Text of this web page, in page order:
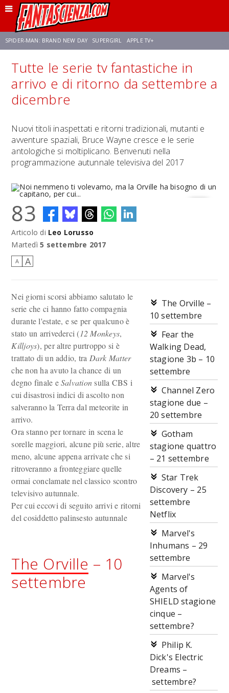
SPIDER-MAN: BRAND NEW DAY SUPERGIRL APPLE TV+
FRANCO RICCIARDIELLO ZENDAYA AVENGERS: DOOMSDAY STAR TREK
Tutte le serie tv fantastiche in
arrivo e di ritorno da settembre a
dicembre
Nuovi titoli inaspettati e ritorni tradizionali, mutanti e
avventure spaziali, Bruce Wayne cresce e le serie
antologiche si moltiplicano. Benvenuti nella
programmazione autunnale televisiva del 2017
Noi nemmeno ti volevamo, ma la Orville ha bisogno di un capitano,
per cui...
83
Articolo di Leo Lorusso
Martedì 5 settembre 2017
A A
The Orville –
10 settembre
Fear the
Walking Dead,
stagione 3b – 10
settembre
Channel Zero
stagione due –
20 settembre
Gotham
stagione quattro
– 21 settembre
Star Trek
Discovery – 25
settembre
Netflix
Marvel's
Inhumans – 29
settembre
Marvel's
Agents of
SHIELD stagione
cinque –
settembre?
Philip K.
Dick's Electric
Dreams –
settembre?
Nei giorni scorsi abbiamo salutato le
serie che ci hanno fatto compagnia
durante l'estate, e se per qualcuno è
stato un arrivederci (12 Monkeys,
Killjoys), per altre purtroppo si è
trattato di un addio, tra Dark Matter
che non ha avuto la chance di un
degno finale eSalvationsulla CBS i
cui disastrosi indici di ascolto non
salveranno la Terra dal meteorite in
arrivo.
Ora stanno per tornare in scena le
sorelle maggiori, alcune più serie, altre
meno, alcune appena arrivate che si
ritroveranno a fronteggiare quelle
ormai conclamate nel classico scontro
televisivo autunnale.
Per cui eccovi di seguito arrivi e ritorni
del cosiddetto palinsesto autunnale
The Orville – 10
settembre